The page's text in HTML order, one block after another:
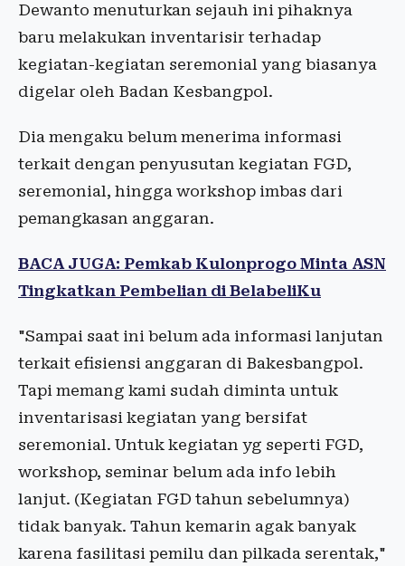
Dewanto menuturkan sejauh ini pihaknya
baru melakukan inventarisir terhadap
kegiatan-kegiatan seremonial yang biasanya
digelar oleh Badan Kesbangpol.
Dia mengaku belum menerima informasi
terkait dengan penyusutan kegiatan FGD,
seremonial, hingga workshop imbas dari
pemangkasan anggaran.
BACA JUGA: Pemkab Kulonprogo Minta ASN
Tingkatkan Pembelian di BelabeliKu
"Sampai saat ini belum ada informasi lanjutan
terkait efisiensi anggaran di Bakesbangpol.
Tapi memang kami sudah diminta untuk
inventarisasi kegiatan yang bersifat
seremonial. Untuk kegiatan yg seperti FGD,
workshop, seminar belum ada info lebih
lanjut. (Kegiatan FGD tahun sebelumnya)
tidak banyak. Tahun kemarin agak banyak
karena fasilitasi pemilu dan pilkada serentak,"